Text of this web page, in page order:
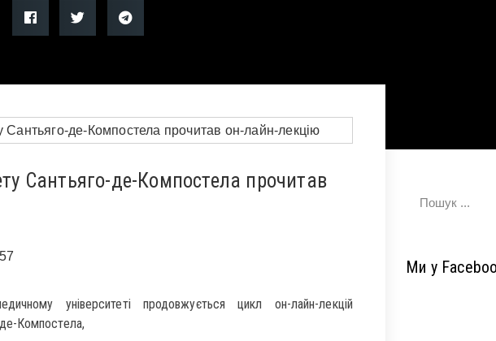
Сантьяго-де-Компостела прочитав
університеті продовжується цикл он-лайн-лекцій
Компостела,
Ми у